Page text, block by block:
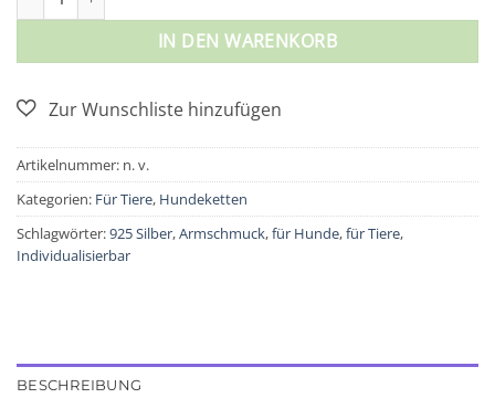
IN DEN WARENKORB
Artikelnummer: n. v.
Kategorien: Für Tiere, Hundeketten
Schlagwörter:925 Silber,Armschmuck,für Hunde,für Tiere,
Individualisierbar
BESCHREIBUNG